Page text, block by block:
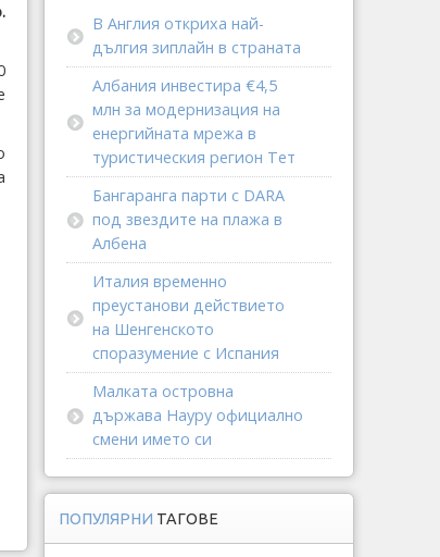
В Англия откриха най-
дългия зиплайн в страната
Албания инвестира €4,5
млн за модернизация на
енергийната мрежа в
туристическия регион Тет
Бангаранга парти с DARA
под звездите на плажа в
Албена
Италия временно
преустанови действието
на Шенгенското
споразумение с Испания
Малката островна
държава Науру официално
смени името си
ПОПУЛЯРНИ ТАГОВЕ